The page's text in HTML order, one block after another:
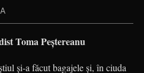
Toma Peștereanu
și-a făcut bagajele și, în ciuda